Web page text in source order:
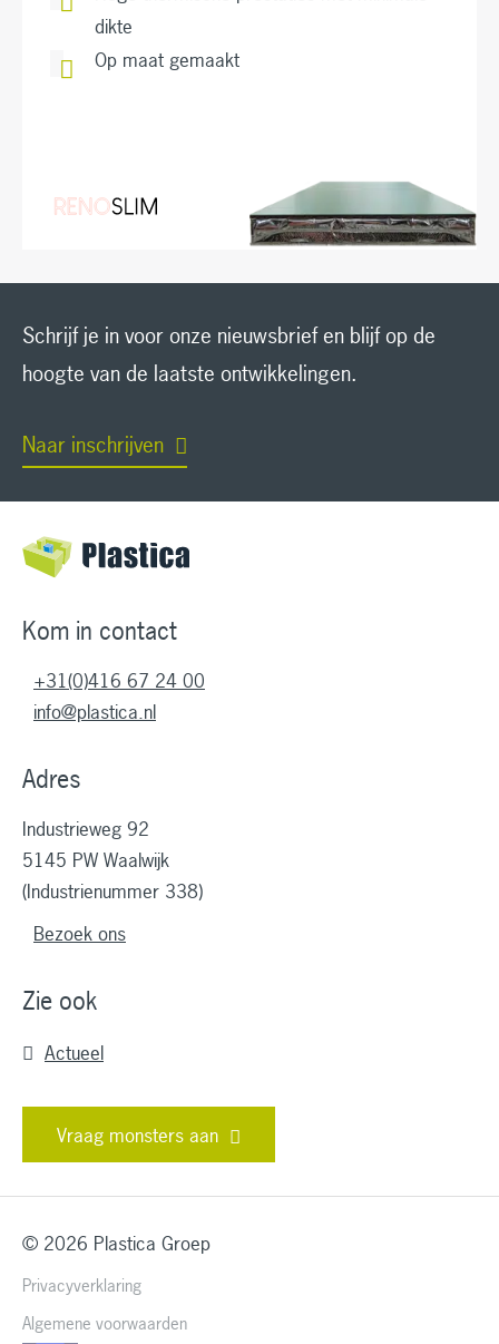
dikte
Op maat gemaakt
Schrijf je in voor onze nieuwsbrief en blijf op de
hoogte van de laatste ontwikkelingen.
Naar inschrijven
Kom in contact
+31(0)416 67 24 00
info@plastica.nl
Adres
Industrieweg 92
5145 PW Waalwijk
(Industrienummer 338)
Bezoek ons
Zie ook
Actueel
Vraag monsters aan
© 2026 Plastica Groep
Privacyverklaring
Algemene voorwaarden